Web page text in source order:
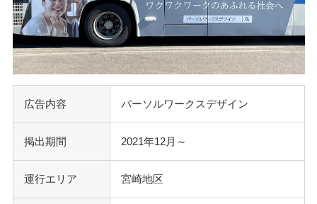
広告内容 パーソルワークスデザイン
掲出期間 2021年12月～
運行エリア 宮崎地区